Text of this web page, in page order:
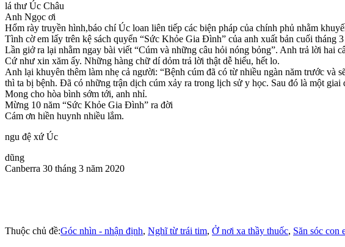
lá thư Úc Châu
Anh Ngọc ơi
Hổm rày truyền hình,báo chí Úc loan liên tiếp các biện pháp của chính phủ nhằm
Tình cờ em lấy trên kệ sách quyển “Sức Khỏe Gia Đình” của anh xuất bản cuối tháng
Lần giở ra lại nhằm ngay bài viết “Cúm và những câu hỏi nóng bỏng”. Anh trả lời hai
Cứ như xin xăm ấy. Những hàng chữ dí dỏm trả lời thật dễ hiểu, hết lo.
Anh lại khuyên thêm làm nhẹ cả người: “Bệnh cúm đã có từ nhiều ngàn năm trước và
thì ta bị bệnh. Đã có những trận dịch cúm xảy ra trong lịch sử y học. Sau đó là một giai
Mong cho hòa bình sớm tới, anh nhỉ.
Mừng 10 năm “Sức Khỏe Gia Đình” ra đời
Cám ơn hiền huynh nhiều lắm.
ngu đệ xứ Úc
dũng
Canberra 30 tháng 3 năm 2020
Thuộc chủ đề:Góc nhìn - nhận định, Nghĩ từ trái tim, Ở nơi xa thầy thuốc, Săn sóc con